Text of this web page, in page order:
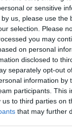
or sensitive
us, please use the
selection. Please
you may
on personal
disclosed to
separately opt-out
information by
participants. This
us to third parties on
that may further